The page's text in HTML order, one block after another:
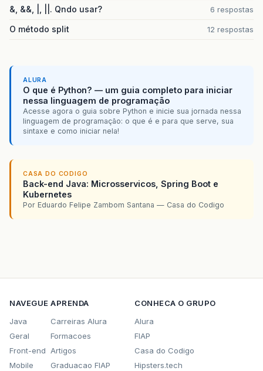
&, &&, |, ||. Qndo usar? 6 respostas
O método split 12 respostas
ALURA
O que é Python? — um guia completo para iniciar
nessa linguagem de programação
Acesse agora o guia sobre Python e inicie sua jornada nessa
linguagem de programação: o que é e para que serve, sua
sintaxe e como iniciar nela!
CASA DO CODIGO
Back-end Java: Microsservicos, Spring Boot e
Kubernetes
Por Eduardo Felipe Zambom Santana — Casa do Codigo
NAVEGUE
Java
Geral
Front-end
Mobile
APRENDA
Carreiras Alura
Formacoes
Artigos
Graduacao FIAP
CONHECA O GRUPO
Alura
FIAP
Casa do Codigo
Hipsters.tech